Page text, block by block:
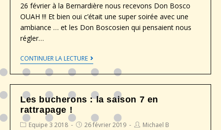
26 février à la Bernardière nous recevons Don Bosco
OUAH !!! Et bien oui c’était une super soirée avec une
ambiance … et les Don Boscosien qui pensaient nous
régler…
CONTINUER LA LECTURE
Les bucherons : la saison 7 en
rattrapage !
Equipe 3 2018 26 février 2019 Michael B